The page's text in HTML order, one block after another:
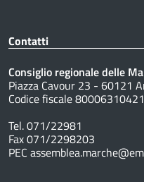
Contatti
Consiglio regionale delle
Piazza Cavour 23 - 60121
Codice fiscale 80006310421
Tel. 071/22981
Fax 071/2298203
PEC